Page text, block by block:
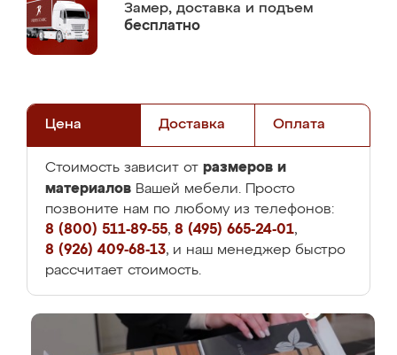
Замер, доставка и подъем
бесплатно
Цена Доставка Оплата
Стоимость зависит от размеров и
материалов Вашей мебели. Просто
позвоните нам по любому из телефонов:
8 (800) 511-89-55, 8 (495) 665-24-01,
8 (926) 409-68-13, и наш менеджер быстро
рассчитает стоимость.